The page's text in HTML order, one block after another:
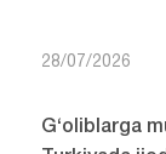
28/07/2026
G‘oliblarga